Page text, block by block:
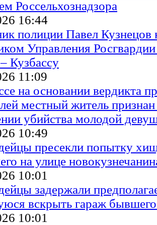
Россельхознадзора
16:44
полиции Павел Кузнецов
Управления
Кузбассу
11:09
на основании вердикта
местный житель
убийства молодой
10:49
пресекли попытку
на улице
10:01
задержали
вскрыть гараж бывшего
10:01